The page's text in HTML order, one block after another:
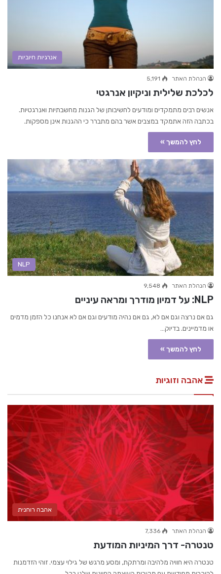
אנרגיות חיוביות
הנהלת האתר 5,191
לכלכת שלילית וניקיון אנרגטי
אנשים רבים מתמקדים ומודעים לחשיבותן של הגנות מחשבתיות ואנרגטיות.
בכתבה הזה אתמקד במצבים אשר בהם מתברר כי ההגנות אינן מספקות.
לחץ להמשך »
NLP
הנהלת האתר 9,548
NLP: על דמיון מודרך ומראה עיניים
גם אם נרצה וגם אם לא, גם אם נהיה מודעים וגם אם לא אנחנו כל הזמן מדמים
או מדמיינים. בדיוק…
לחץ להמשך »
אהבה וזוגיות
אהבה רוחנית
הנהלת האתר 7,336
טנטרה- דרך המיניות המודעת
טנטרה היא חוויה מלהיבה ומרתקת, ומסע מרגש של גילוי עצמי. זוהי הזדמנות